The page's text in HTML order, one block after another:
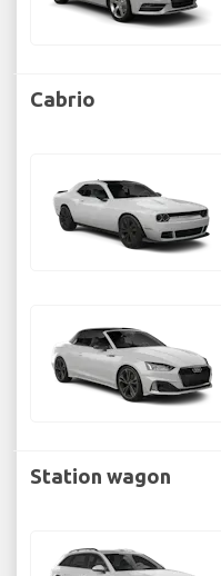
Cabrio
Station wagon